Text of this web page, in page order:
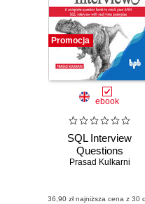
Promocja
ebook
SQL Interview
Questions
Prasad Kulkarni
(36,90 zł najniższa cena z 30